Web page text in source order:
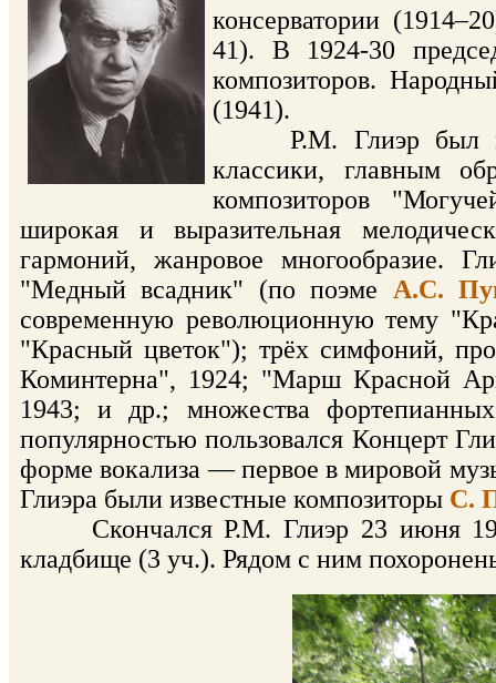
консерватории
41). В 1924-30
композиторов.
(1941).
Р.М. Глиэр был
классики, главным
композиторов
широкая и выразительная
гармоний, жанровое многообразие.
"Медный всадник" (по поэме А.С.
современную революционную тему
"Красный цветок"); трёх симфоний,
Коминтерна", 1924; "Марш Красной
1943; и др.; множества
популярностью пользовался Концерт
форме вокализа — первое в мировой
Глиэра были известные композиторы С.
Скончался Р.М. Глиэр 23 июня
кладбище (3 уч.). Рядом с ним